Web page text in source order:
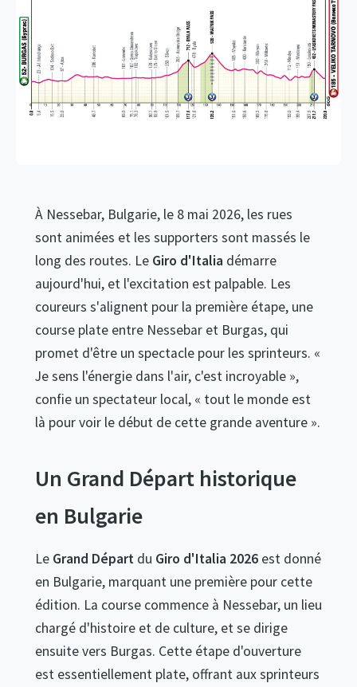
À Nessebar, Bulgarie, le 8 mai 2026, les rues
sont animées et les supporters sont massés le
long des routes. Le Giro d'Italia démarre
aujourd'hui, et l'excitation est palpable. Les
coureurs s'alignent pour la première étape, une
course plate entre Nessebar et Burgas, qui
promet d'être un spectacle pour les sprinteurs. «
Je sens l'énergie dans l'air, c'est incroyable »,
confie un spectateur local, « tout le monde est
là pour voir le début de cette grande aventure ».
Un Grand Départ historique
en Bulgarie
Le Grand Départ du Giro d'Italia 2026 est donné
en Bulgarie, marquant une première pour cette
édition. La course commence à Nessebar, un lieu
chargé d'histoire et de culture, et se dirige
ensuite vers Burgas. Cette étape d'ouverture
est essentiellement plate, offrant aux sprinteurs